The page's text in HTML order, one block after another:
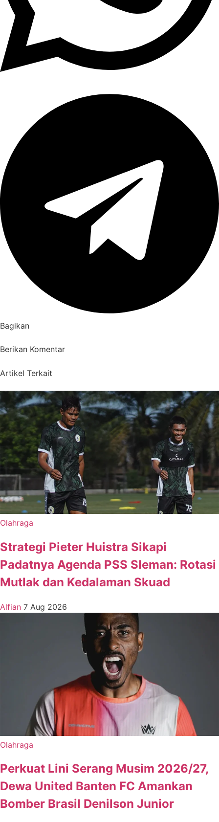
Bagikan
Berikan Komentar
Artikel Terkait
Olahraga
Strategi Pieter Huistra Sikapi
Padatnya Agenda PSS Sleman: Rotasi
Mutlak dan Kedalaman Skuad
Alfian 7 Aug 2026
Olahraga
Perkuat Lini Serang Musim 2026/27,
Dewa United Banten FC Amankan
Bomber Brasil Denilson Junior